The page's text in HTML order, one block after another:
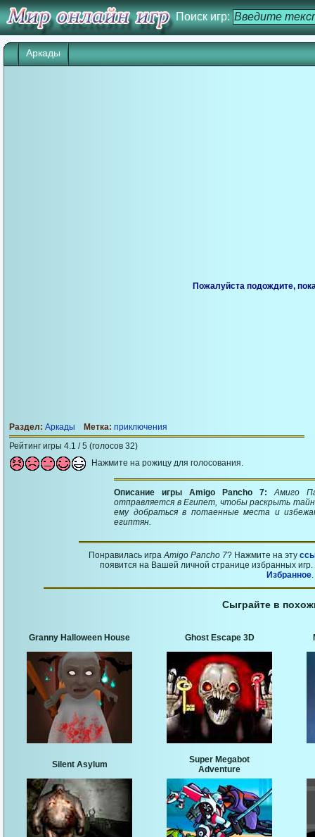
Поиск игр:
Аркады
Пожалуйста подождите,
Раздел: Аркады Метка: приключения
Рейтинг игры 4.1 / 5 (голосов 32)
Нажмите на рожицу для голосования.
Описание игры Amigo Pancho 7:Амиго
отправляется в Египет, чтобы раскрыть
ему добраться в потаенные места и
египтян.
Понравилась играAmigo Pancho 7? Нажмите на эту
появится на Вашей личной странице избранных
Избранное.
Сыграйте в
Granny Halloween House Ghost Escape 3D
Silent Asylum
Super Megabot
Adventure